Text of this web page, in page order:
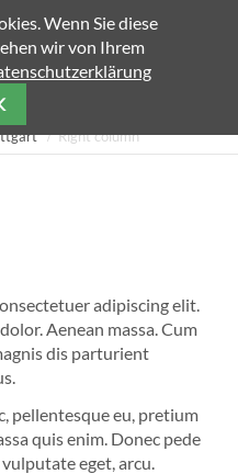
Zielseite
Right column
adipiscing elit.
Aenean massa. Cum
dis parturient
pellentesque eu, pretium
quis enim. Donec pede
eget, arcu.
Wenn Sie diese
wir von Ihrem